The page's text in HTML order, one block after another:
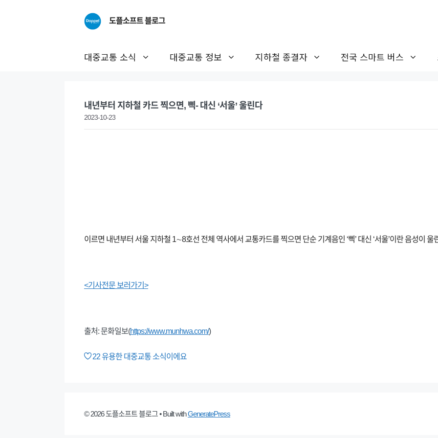
도플소프트 블로그
대중교통 소식 대중교통 정보 지하철 종결자 전국 스마트 버스
내년부터 지하철 카드 찍으면, 삑- 대신 ‘서울’ 울린다
2023-10-23
이르면 내년부터 서울 지하철 1∼8호선 전체 역사에서 교통카드를 찍으면 단순 기계음인 ‘삑’ 대신 ‘서울’이란 음성이 울
<기사전문 보러가기>
출처: 문화일보(https://www.munhwa.com/)
22유용한 대중교통 소식이에요
© 2026 도플소프트 블로그• Built withGeneratePress